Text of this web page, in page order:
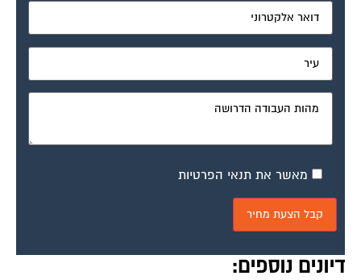
מאשר את תנאי הפרטיות
דיונים נוספים: